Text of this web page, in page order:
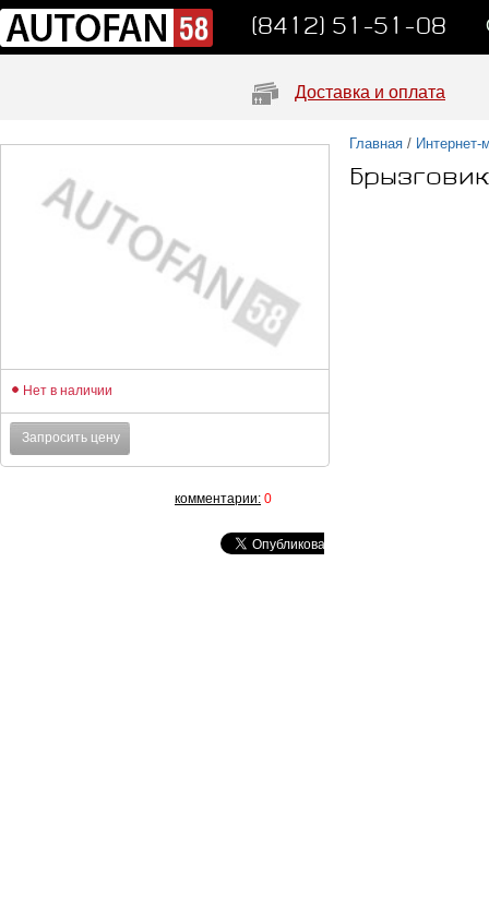
(8412) 51-51-08
Доставка и оплата
Главная / Интернет-
Нет в наличии
Запросить цену
комментарии: 0